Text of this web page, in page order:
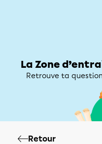
La Zone
Retrouve ta
Retour